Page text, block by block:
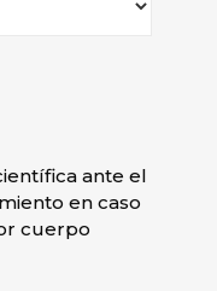
ante el
en caso
cuerpo